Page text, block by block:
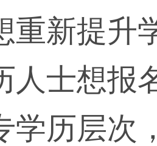
新提升
士想报
学历层次